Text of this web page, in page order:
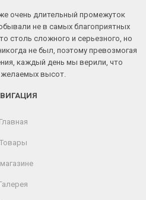
очень длительный промежуток
не в самых благоприятных
столь сложного и серьезного, но
не был, поэтому превозмогая
каждый день мы верили, что
желаемых высот.
Главная
Товары